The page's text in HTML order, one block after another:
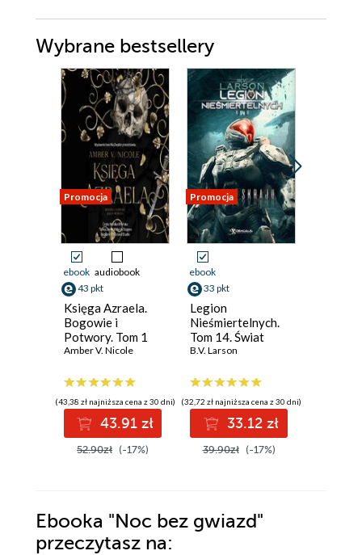
Wybrane bestsellery
Promocja
ebook audiobook
43 pkt
Księga Azraela.
Bogowie i
Potwory. Tom 1
Amber V. Nicole
(43,38 zł najniższa cena z 30 dni)
43.91 zł
52.90zł (-17%)
Promocja
ebook
33 pkt
Legion
Nieśmiertelnych.
Tom 14. Świat
Skraju
B.V. Larson
(32,72 zł najniższa cena z 30 dni)
33.12 zł
39.90zł (-17%)
Ebooka "Noc bez gwiazd"
przeczytasz na: